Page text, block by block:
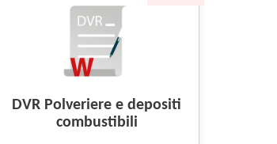
DVR Polveriere e depositi
combustibili